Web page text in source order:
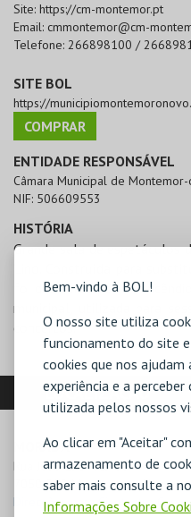
Bem-vindo à BOL!
O nosso site utiliza
funcionamento do site
cookies que nos ajudam
experiência e a
utilizada pelos nossos
Ao clicar em "Aceitar"
armazenamento de
saber mais consulte a
Informações Sobre
Site: https://cm-montemor.pt
Email: cmmontemor@cm-
Telefone: 266898100 /
SITE BOL
https://
COMPRAR
ENTIDADE RESPONSÁVEL
Câmara Municipal de
NIF: 506609553
HISTÓRIA
Grande sala de espetáculos
foi destruído por um
municipal, utilizada para
concertos.
LOCALIZAÇÃO
MORADA
Rua João Luís Ricardo
7050-252 Montemor-o-Novo
Direcções para Cineteatro Curvo